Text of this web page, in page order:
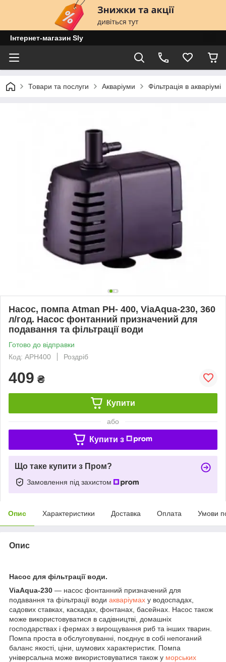
Інтернет-магазин Sly
Товари та послуги Акваріуми Фільтрація в акваріумі
Насос, помпа Atman PH- 400, ViaAqua-230, 360
л/год. Насос фонтанний призначений для
подавання та фільтрації води
Готово до відправки
Код: APH400
Роздріб
409 ₴
Купити
або
Купити з
Що таке купити з Пром?
Замовлення під захистом
Опис Характеристики Доставка Оплата Умови
Опис
Насос для фільтрації води.
ViaAqua-230 — насос фонтанний призначений для
подавання та фільтрації води акваріумах у водоспадах,
садових ставках, каскадах, фонтанах, басейнах. Насос також
може використовуватися в садівництві, домашніх
господарствах і фермах з вирощування риб та інших тварин.
Помпа проста в обслуговуванні, поєднує в собі непоганий
баланс якості, ціни, шумових характеристик. Помпа
універсальна може використовуватися також у морських